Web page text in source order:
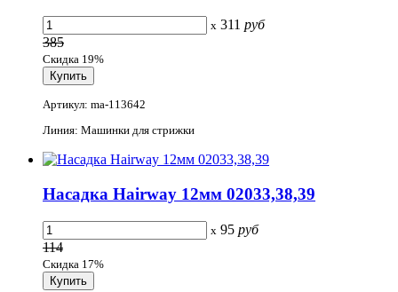
x 311 руб
385
Скидка 19%
Артикул: ma-113642
Линия: Машинки для стрижки
Насадка Hairway 12мм 02033,38,39
x 95 руб
114
Скидка 17%